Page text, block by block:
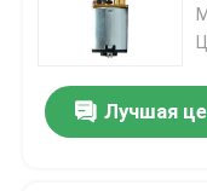
Лучшая